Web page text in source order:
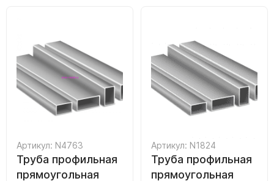
Артикул: N4763
Труба профильная
прямоугольная
Артикул: N1824
Труба профильная
прямоугольная